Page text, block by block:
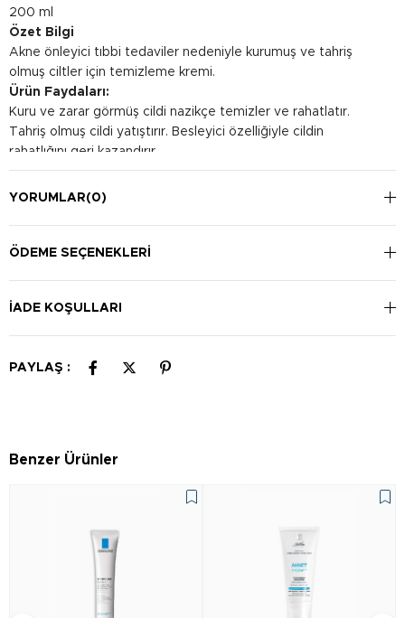
200 ml
Özet Bilgi
Akne önleyici tıbbi tedaviler nedeniyle kurumuş ve tahriş
olmuş ciltler için temizleme kremi.
Ürün Faydaları:
Kuru ve zarar görmüş cildi nazikçe temizler ve rahatlatır.
Tahriş olmuş cildi yatıştırır. Besleyici özelliğiyle cildin
rahatlığını geri kazandırır.
Kullanım Şekli:
Sabah ve/veya akşam nemli yüz bölgesine uygulayın
durulayın sonrasında kurulayın. Günlük kullanıma uygundur.
YORUMLAR(0)
ÖDEME SEÇENEKLERI
İADE KOŞULLARI
PAYLAŞ :
Benzer Ürünler